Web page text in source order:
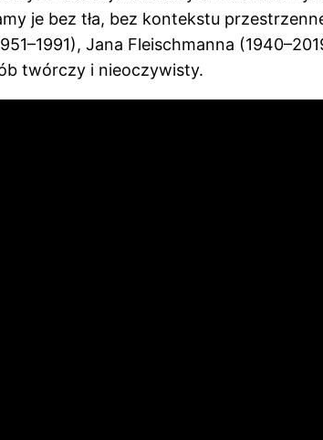
je bez tła, bez kontekstu
Jana Fleischmanna
twórczy i nieoczywisty.